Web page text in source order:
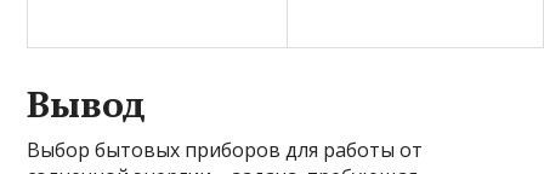
Вывод
Выбор бытовых приборов для работы от